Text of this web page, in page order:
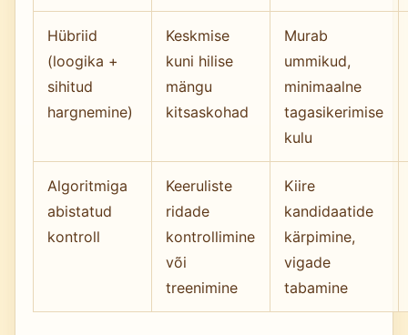
Hübriid
(loogika +
sihitud
hargnemine)
Keskmise
kuni hilise
mängu
kitsaskohad
Murab
ummikud,
minimaalne
tagasikerimise
kulu
Algoritmiga
abistatud
kontroll
Keeruliste
ridade
kontrollimine
või
treenimine
Kiire
kandidaatide
kärpimine,
vigade
tabamine